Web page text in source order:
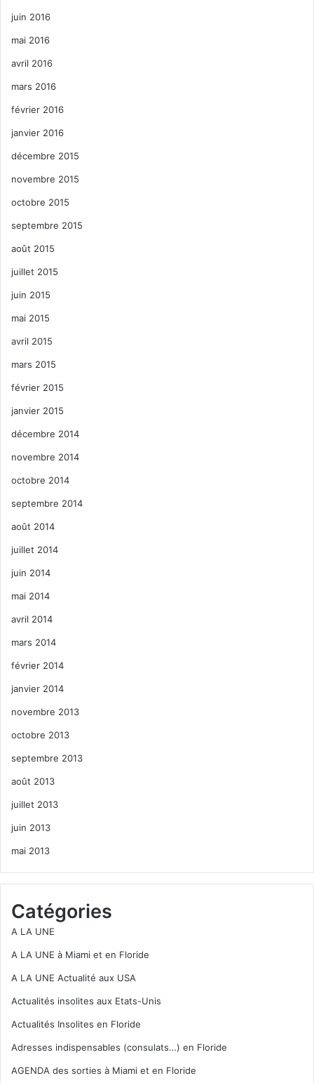
juin 2016
mai 2016
avril 2016
mars 2016
février 2016
janvier 2016
décembre 2015
novembre 2015
octobre 2015
septembre 2015
août 2015
juillet 2015
juin 2015
mai 2015
avril 2015
mars 2015
février 2015
janvier 2015
décembre 2014
novembre 2014
octobre 2014
septembre 2014
août 2014
juillet 2014
juin 2014
mai 2014
avril 2014
mars 2014
février 2014
janvier 2014
novembre 2013
octobre 2013
septembre 2013
août 2013
juillet 2013
juin 2013
mai 2013
Catégories
A LA UNE
A LA UNE à Miami et en Floride
A LA UNE Actualité aux USA
Actualités insolites aux Etats-Unis
Actualités Insolites en Floride
Adresses indispensables (consulats…) en Floride
AGENDA des sorties à Miami et en Floride